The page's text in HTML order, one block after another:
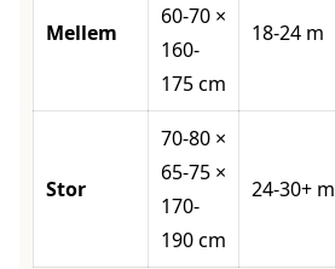
Mellem
60-70 ×
160-
175 cm
18-24 m
Stor
70-80 ×
65-75 ×
170-
190 cm
24-30+ m